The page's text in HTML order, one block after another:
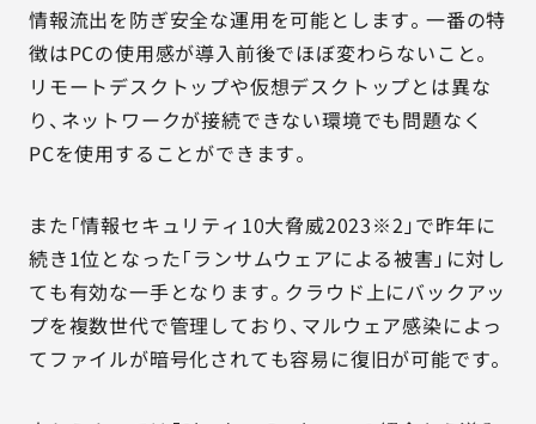
情報流出を防ぎ安全な運用を可能とします。一番の特
徴はPCの使用感が導入前後でほぼ変わらないこと。
リモートデスクトップや仮想デスクトップとは異な
り、ネットワークが接続できない環境でも問題なく
PCを使用することができます。
また「情報セキュリティ10大脅威2023※2」で昨年に
続き1位となった「ランサムウェアによる被害」に対し
ても有効な一手となります。クラウド上にバックアッ
プを複数世代で管理しており、マルウェア感染によっ
てファイルが暗号化されても容易に復旧が可能です。